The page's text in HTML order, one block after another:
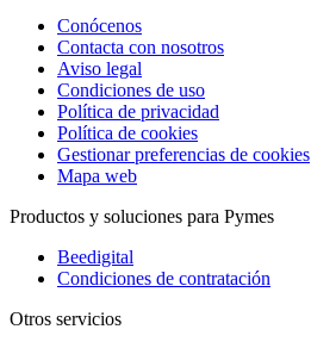
Conócenos
Contacta con nosotros
Aviso legal
Condiciones de uso
Política de privacidad
Política de cookies
Gestionar preferencias de cookies
Mapa web
Productos y soluciones para Pymes
Beedigital
Condiciones de contratación
Otros servicios